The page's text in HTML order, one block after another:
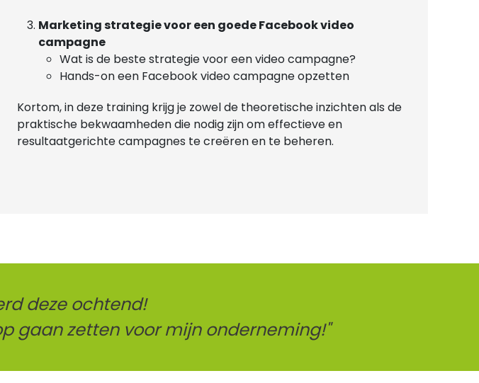
Marketing strategie voor een goede Facebook video
campagne
Wat is de beste strategie voor een video campagne?
Hands-on een Facebook video campagne opzetten
Kortom, indeze training krijg je zowel de theoretische inzichten als de
praktische bekwaamheden die nodig zijn om effectieve en
resultaatgerichte campagnes te creëren en te beheren.
deze ochtend!
gaan zetten voor mijn onderneming!"